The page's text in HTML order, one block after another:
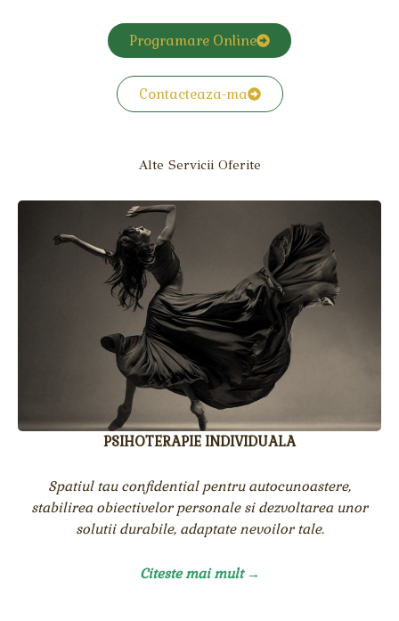
Programare Online
Contacteaza-ma
Alte Servicii Oferite
PSIHOTERAPIE INDIVIDUALA
Spatiul tau confidential pentru autocunoastere,
stabilirea obiectivelor personale si dezvoltarea unor
solutii durabile, adaptate nevoilor tale.
Citeste mai mult →